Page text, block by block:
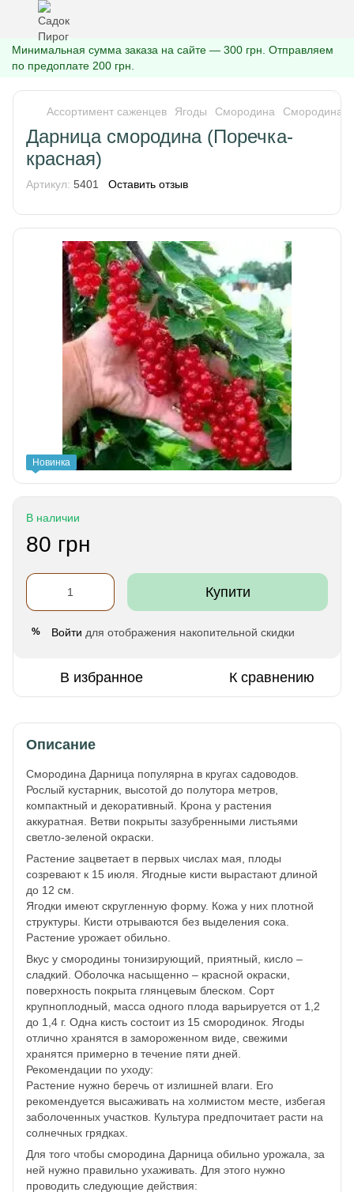
Минимальная сумма заказа на сайте — 300 грн. Отправляем
по предоплате 200 грн.
Ассортимент саженцев Ягоды Смородина Смородина
Дарница смородина (Поречка-
красная)
Артикул: 5401 Оставить отзыв
Новинка
В наличии
80 грн
Купити
% Войти для отображения накопительной скидки
В избранное К сравнению
Описание
Смородина Дарница популярна в кругах садоводов.
Рослый кустарник, высотой до полутора метров,
компактный и декоративный. Крона у растения
аккуратная. Ветви покрыты зазубренными листьями
светло-зеленой окраски.
Растение зацветает в первых числах мая, плоды
созревают к 15 июля. Ягодные кисти вырастают длиной
до 12 см.
Ягодки имеют скругленную форму. Кожа у них плотной
структуры. Кисти отрываются без выделения сока.
Растение урожает обильно.
Вкус у смородины тонизирующий, приятный, кисло –
сладкий. Оболочка насыщенно – красной окраски,
поверхность покрыта глянцевым блеском. Сорт
крупноплодный, масса одного плода варьируется от 1,2
до 1,4 г. Одна кисть состоит из 15 смородинок. Ягоды
отлично хранятся в замороженном виде, свежими
хранятся примерно в течение пяти дней.
Рекомендации по уходу:
Растение нужно беречь от излишней влаги. Его
рекомендуется высаживать на холмистом месте, избегая
заболоченных участков. Культура предпочитает расти на
солнечных грядках.
Для того чтобы смородина Дарница обильно урожала, за
ней нужно правильно ухаживать. Для этого нужно
проводить следующие действия: